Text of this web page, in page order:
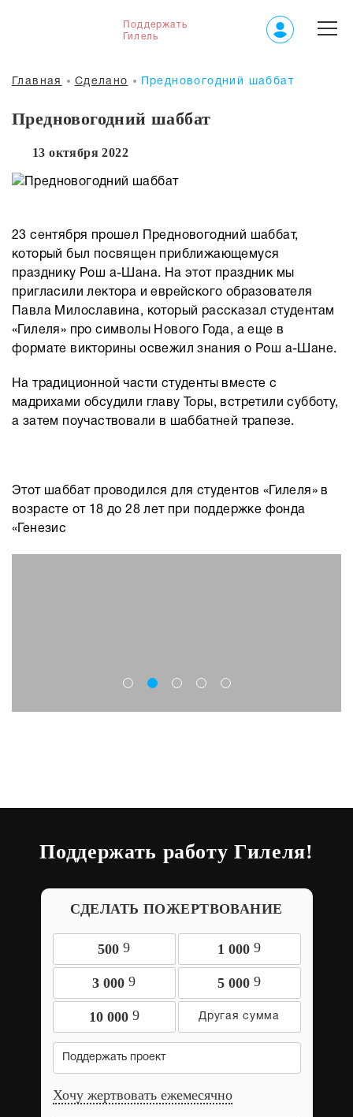
Поддержать
Гилель
Главная Сделано Предновогодний шаббат
Предновогодний шаббат
13 октября 2022
23 сентября прошел Предновогодний шаббат,
который был посвящен приближающемуся
празднику Рош а-Шана. На этот праздник мы
пригласили лектора и еврейского образователя
Павла Милославина, который рассказал студентам
«Гилеля» про символы Нового Года, а еще в
формате викторины освежил знания о Рош а-Шане.
На традиционной части студенты вместе с
мадрихами обсудили главу Торы, встретили субботу,
а затем поучаствовали в шаббатней трапезе.
Этот шаббат проводился для студентов «Гилеля» в
возрасте от 18 до 28 лет при поддержке фонда
«Генезис
Поддержать работу Гилеля!
СДЕЛАТЬ ПОЖЕРТВОВАНИЕ
500 9 1 000 9
3 000 9 5 000 9
10 000 9
Поддержать проект
Хочу жертвовать ежемесячно